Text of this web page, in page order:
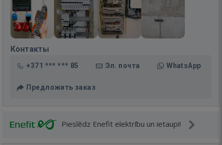
Контакты
+371 *** *** 85 Эл. почта WhatsApp
Предложить заказ
Pieslēdz Enefit elektrību un ietaupi!